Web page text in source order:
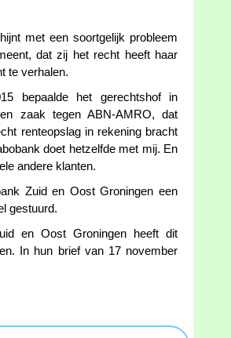
met een soortgelijk probleem
dat zij het recht heeft haar
te verhalen.
bepaalde het gerechtshof in
zaak tegen ABN-AMRO, dat
renteopslag in rekening bracht
doet hetzelfde met mij. En
andere klanten.
Zuid en Oost Groningen een
gestuurd.
en Oost Groningen heeft dit
In hun brief van 17 november